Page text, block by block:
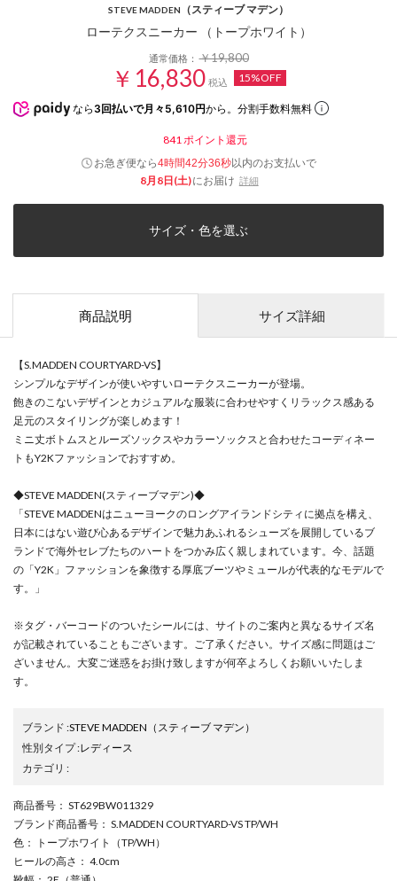
STEVE MADDEN （スティーブ マデン）
ローテクスニーカー （トープホワイト）
通常価格：￥19,800
￥16,830 税込 15%OFF
なら 3回払いで月々5,610円から。分割手数料無料
841 ポイント還元
お急ぎ便なら4時間42分35秒以内のお支払いで
8月8日(土)にお届け 詳細
サイズ・色を選ぶ
商品説明 サイズ詳細
【S.MADDEN COURTYARD-VS】
シンプルなデザインが使いやすいローテクスニーカーが登場。
飽きのこないデザインとカジュアルな服装に合わせやすくリラックス感ある
足元のスタイリングが楽しめます！
ミニ丈ボトムスとルーズソックスやカラーソックスと合わせたコーディネー
トもY2Kファッションでおすすめ。
◆STEVE MADDEN(スティーブマデン)◆
「STEVE MADDENはニューヨークのロングアイランドシティに拠点を構え、
日本にはない遊び心あるデザインで魅力あふれるシューズを展開しているブ
ランドで海外セレブたちのハートをつかみ広く親しまれています。今、話題
の「Y2K」ファッションを象徴する厚底ブーツやミュールが代表的なモデルで
す。」
※タグ・バーコードのついたシールには、サイトのご案内と異なるサイズ名
が記載されていることもございます。ご了承ください。サイズ感に問題はご
ざいません。大変ご迷惑をお掛け致しますが何卒よろしくお願いいたしま
す。
ブランド :STEVE MADDEN （スティーブ マデン）
性別タイプ:レディース
カテゴリ :
商品番号 ： ST629BW011329
ブランド商品番号 ： S.MADDEN COURTYARD-VS TP/WH
色 ： トープホワイト（TP/WH）
ヒールの高さ ： 4.0cm